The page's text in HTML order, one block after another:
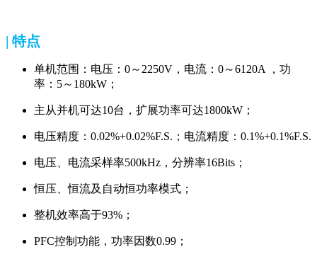
| 特点
单机范围：电压：0～2250V，电流：0～6120A ，功
率：5～180kW；
主从并机可达10台，扩展功率可达1800kW；
电压精度：0.02%+0.02%F.S.；电流精度：0.1%+0.1%F.S.
电压、电流采样率500kHz，分辨率16Bits；
恒压、恒流及自动恒功率模式；
整机效率高于93%；
PFC控制功能，功率因数0.99；